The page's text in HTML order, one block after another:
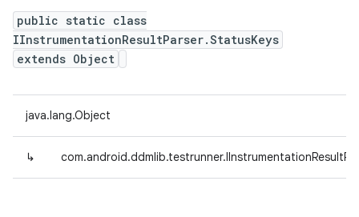
public static class
IInstrumentationResultParser.StatusKeys
extends Object
java.lang.Object
↳